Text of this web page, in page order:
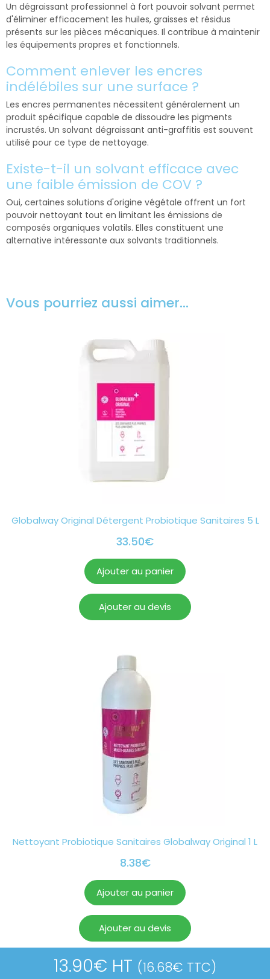
Un dégraissant professionnel à fort pouvoir solvant permet
d'éliminer efficacement les huiles, graisses et résidus
présents sur les pièces mécaniques. Il contribue à maintenir
les équipements propres et fonctionnels.
Comment enlever les encres
indélébiles sur une surface ?
Les encres permanentes nécessitent généralement un
produit spécifique capable de dissoudre les pigments
incrustés. Un solvant dégraissant anti-graffitis est souvent
utilisé pour ce type de nettoyage.
Existe-t-il un solvant efficace avec
une faible émission de COV ?
Oui, certaines solutions d'origine végétale offrent un fort
pouvoir nettoyant tout en limitant les émissions de
composés organiques volatils. Elles constituent une
alternative intéressante aux solvants traditionnels.
Vous pourriez aussi aimer…
Globalway Original Détergent Probiotique Sanitaires 5 L
33.50€
Ajouter au panier
Ajouter au devis
Nettoyant Probiotique Sanitaires Globalway Original 1 L
8.38€
Ajouter au panier
Ajouter au devis
13.90€ HT (16.68€ TTC)